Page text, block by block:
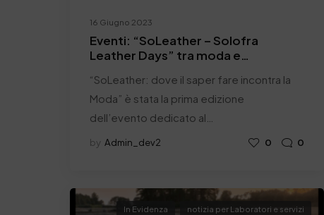
16 Giugno 2023
Eventi: “SoLeather – Solofra
Leather Days” tra moda e
“SoLeather: dove il saper fare incontra la
Moda” è stata la prima edizione
dell’evento dedicato al…
by Admin_dev2 0 0
In Evidenza notizia per Laboratori e servizi